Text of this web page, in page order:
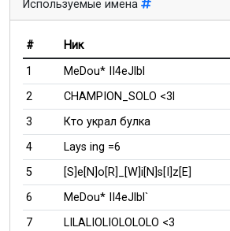
Используемые имена
#
Ник
1
MeDou* II4eJlbl
2
CHAMPION_SOLO <3l
3
Кто украл булка
4
Lays ing =6
5
[S]e[N]o[R]_[W]i[N]s[I]z[E]
6
MeDou* II4eJlbl`
7
LILALIOLIOLOLOLO <3